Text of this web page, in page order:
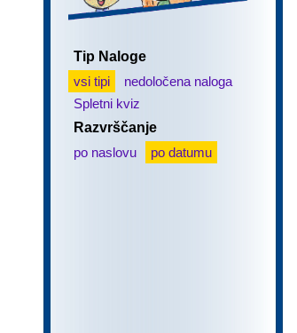
Tip Naloge
vsi tipi
nedoločena naloga
Spletni kviz
Razvrščanje
po naslovu
po datumu